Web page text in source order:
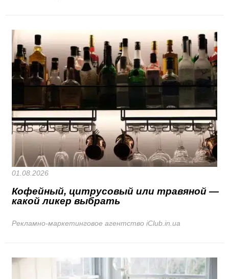
01.08.2026
Кофейный, цитрусовый или травяной —
какой ликер выбрать
Рекламно-маркетинговое агентство iClub.in.ua